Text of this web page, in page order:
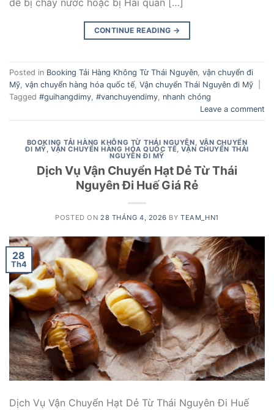
dễ bị chảy nước hoặc bị Hải quan […]
CONTINUE READING →
Posted in Booking Tải Hàng Không Từ Thái Nguyên vận chuyển đi
Mỹ vận chuyển hàng hóa quốc tế, Vận chuyển Thái Nguyên đi Mỹ
Tagged #guihangdimy #vanchuyendimy nhanh chóng
Leave a comment
BOOKING TẢI HÀNG KHÔNG TỪ THÁI NGUYÊN, VẬN CHUYỂN
ĐI MỸ,VẬN CHUYỂN HÀNG HÓA QUỐC TẾ,VẬN CHUYỂN THÁI
NGUYÊN ĐI MỸ
Dịch Vụ Vận Chuyển Hạt Dẻ Từ Thái
Nguyên Đi Huế Giá Rẻ
POSTED ON 28 THÁNG 4, 2026 BYTEAM_HN1
28
Th4
Dịch Vụ Vận Chuyển Hạt Dẻ Từ Thái Nguyên Đi Huế